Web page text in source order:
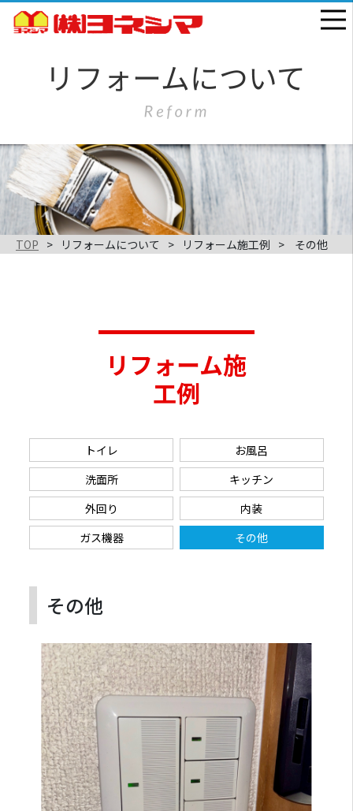
TOP リフォームについて リフォーム施工例 その他
リフォーム施
工例
トイレ
お風呂
洗面所
キッチン
外回り
内装
ガス機器
その他
その他